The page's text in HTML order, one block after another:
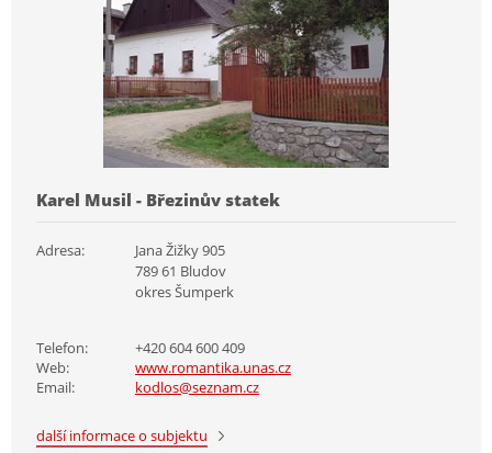
Karel Musil - Březinův statek
Adresa:
Jana Žižky 905
789 61 Bludov
okres Šumperk
Telefon:
+420 604 600 409
Web:
www.romantika.unas.cz
Email:
kodlos@seznam.cz
další informace o subjektu